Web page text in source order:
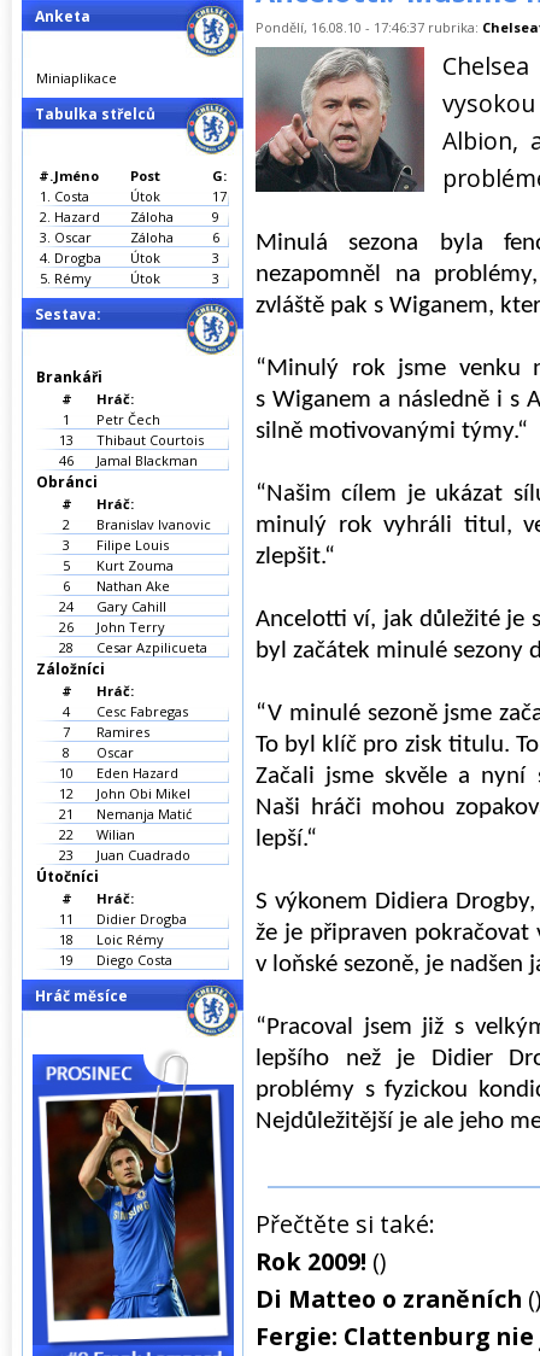
Pondělí, 16.08.10 - 17:46:37 rubrika:
Albion,
Minulá sezona byla
nezapomněl na
zvláště pak s Wiganem,
“Minulý rok jsme venku
s Wiganem a následně i s
silně motivovanými týmy.“
“Našim cílem je ukázat
minulý rok vyhráli titul,
zlepšit.“
Ancelotti ví, jak důležité je
byl začátek minulé sezony
“V minulé sezoně jsme
To byl klíč pro zisk titulu.
Začali jsme skvěle a nyní
Naši hráči mohou
lepší.“
S výkonem Didiera
že je připraven
v loňské sezoně, je nadšen
“Pracoval jsem již s
lepšího než je Didier
problémy s fyzickou
Nejdůležitější je ale jeho
Přečtěte si také:
Rok 2009! ()
Di Matteo o zraněních ()
Fergie: Clattenburg
Anketa
Miniaplikace
Tabulka střelců
#.Jméno Post
G:
1. Costa Útok
17
2. Hazard Záloha
9
3. Oscar Záloha
6
4. Drogba Útok
3
5. Rémy Útok 3
Sestava:
Brankáři
#
Hráč:
1
Petr Čech
13
Thibaut Courtois
46
Jamal Blackman
Obránci
#
Hráč:
2
Branislav Ivanovic
3
Filipe Louis
5
Kurt Zouma
6
Nathan Ake
24
Gary Cahill
26
John Terry
28
Cesar Azpilicueta
Záložníci
#
Hráč:
4
Cesc Fabregas
7
Ramires
8
Oscar
10
Eden Hazard
12
John Obi Mikel
21
Nemanja Matić
22
Wilian
23
Juan Cuadrado
Útočníci
#
Hráč:
11
Didier Drogba
18
Loic Rémy
19
Diego Costa
Hráč měsíce